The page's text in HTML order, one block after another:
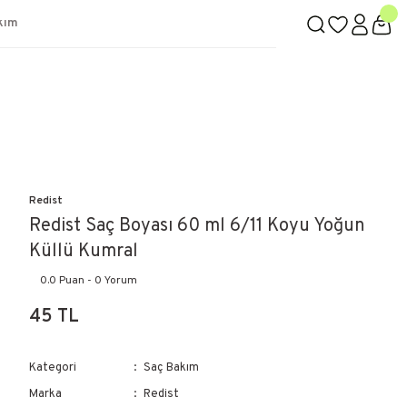
Redist
Redist Saç Boyası 60 ml 6/11 Koyu Yoğun
Küllü Kumral
0.0 Puan - 0 Yorum
45 TL
Kategori
Saç Bakım
Marka
Redist